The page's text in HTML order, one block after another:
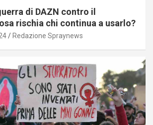
di DAZN contro il
rischia chi continua a usarlo?
Redazione Spraynews